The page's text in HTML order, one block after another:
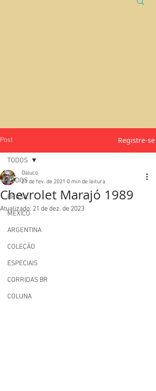
Post Registre-se
TODOS
BRASIL
MEXICO
ARGENTINA
COLEÇÃO
ESPECIAIS
CORRIDAS BR
COLUNA
TODOS
Chevrolet Marajó 1989
Daluco
21 de fev. de 2021 0 min de leitura
Atualizado: 21 de dez. de 2023